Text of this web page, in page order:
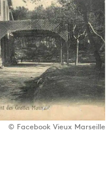
© Facebook Vieux Marseille